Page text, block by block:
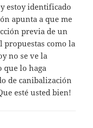
estoy identificado
apunta a que me
previa de un
propuestas como la
no se ve la
que lo haga
de canibalización
esté usted bien!